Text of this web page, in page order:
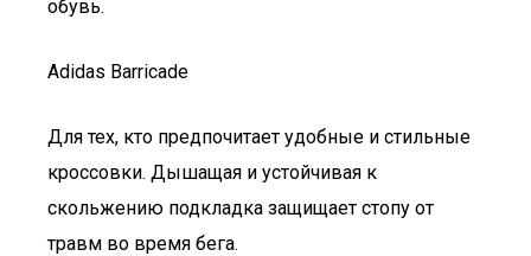
обувь.
Adidas Barricade
Для тех, кто предпочитает удобные и стильные
кроссовки. Дышащая и устойчивая к
скольжению подкладка защищает стопу от
травм во время бега.